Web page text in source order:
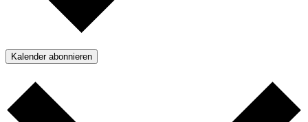
Kalender abonnieren